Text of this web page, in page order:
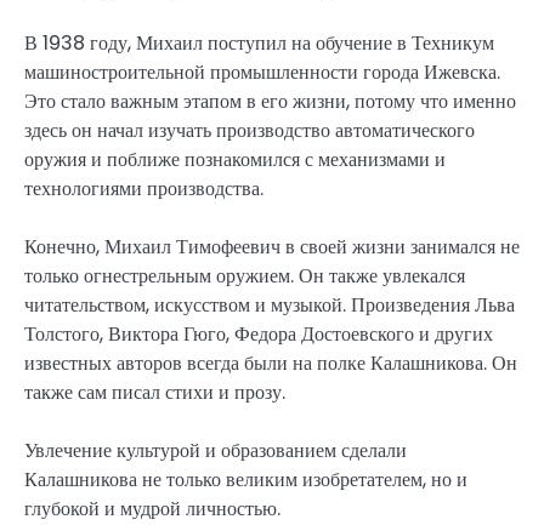
В 1938 году, Михаил поступил на обучение в Техникум
машиностроительной промышленности города Ижевска.
Это стало важным этапом в его жизни, потому что именно
здесь он начал изучать производство автоматического
оружия и поближе познакомился с механизмами и
технологиями производства.
Конечно, Михаил Тимофеевич в своей жизни занимался не
только огнестрельным оружием. Он также увлекался
читательством, искусством и музыкой. Произведения Льва
Толстого, Виктора Гюго, Федора Достоевского и других
известных авторов всегда были на полке Калашникова. Он
также сам писал стихи и прозу.
Увлечение культурой и образованием сделали
Калашникова не только великим изобретателем, но и
глубокой и мудрой личностью.